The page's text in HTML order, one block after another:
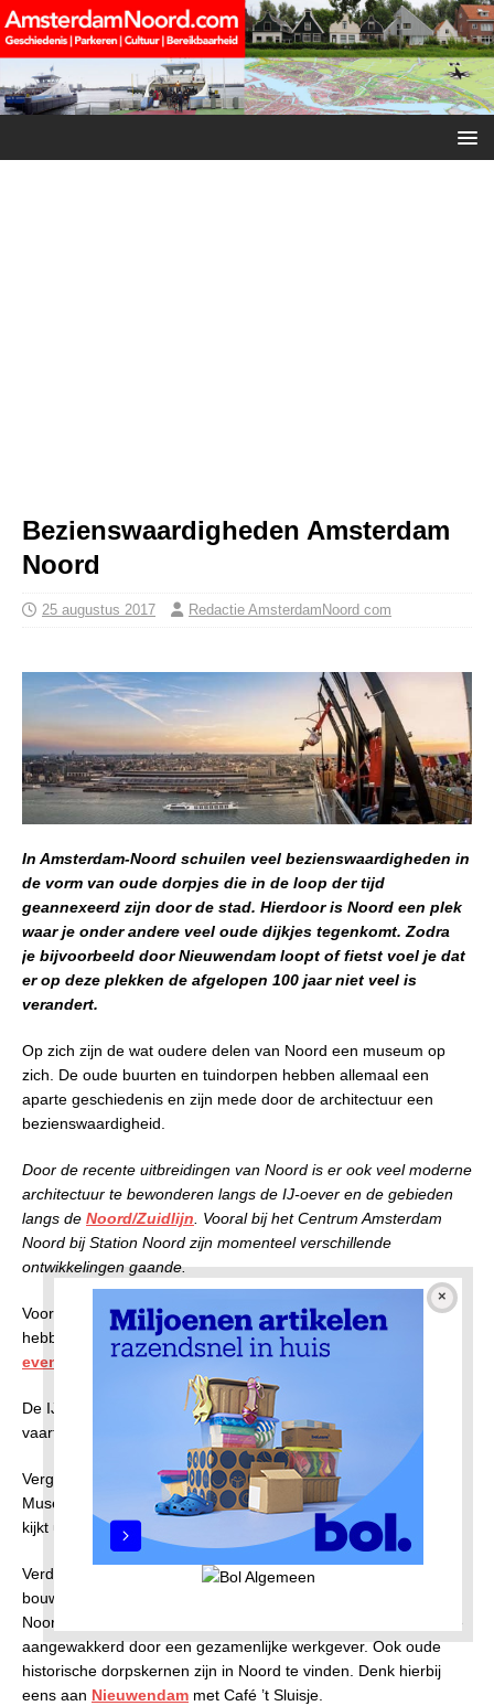
Bezienswaardigheden Amsterdam
Noord
25 augustus 2017 Redactie AmsterdamNoord com
In Amsterdam-Noord schuilen veel bezienswaardigheden in
de vorm van oude dorpjes die in de loop der tijd
geannexeerd zijn door de stad. Hierdoor is Noord een plek
waar je onder andere veel oude dijkjes tegenkomt. Zodra
je bijvoorbeeld door Nieuwendam loopt of fietst voel je dat
er op deze plekken de afgelopen 100 jaar niet veel is
verandert.
Op zich zijn de wat oudere delen van Noord een museum op
zich. De oude buurten en tuindorpen hebben allemaal een
aparte geschiedenis en zijn mede door de architectuur een
bezienswaardigheid.
Door de recente uitbreidingen van Noord is er ook veel moderne
architectuur te bewonderen langs de IJ-oever en de gebieden
langs de Noord/Zuidlijn. Vooral bij het Centrum Amsterdam
Noord bij Station Noord zijn momenteel verschillende
ontwikkelingen gaande.
Voor de attracties en evenementen in Amsterdam-Noord
hebben wij een speciale pagina overattracties en
evenementen.
De IJ oever is vanaf het water goed te bekijken. Regelmatig
vaart er een Salonboot die u de spotlights kan laten zien.
Vergaap je aan moderne architectuur zoals het Eye Film
Museum, het Muziekgebouw aan het IJ en het REM eiland. U
kijkt uw ogen uit tijdens een Cruise langs de oevers van het IJ.
Verder Noord in zijn de tuindorpen een architectonisch feest,
bouwvormen die op moment van bouwen nieuw waren voor
Noord. Kleine hechte communities ontstonden hier, in sommige
aangewakkerd door een gezamenlijke werkgever. Ook oude
historische dorpskernen zijn in Noord te vinden. Denk hierbij
eens aan Nieuwendam met Café ’t Sluisje.